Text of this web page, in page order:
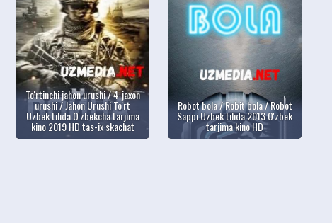
To'rtinchi jahon urushi / 4-jaxon
urushi / Jahon Urushi To'rt
Uzbek tilida O'zbekcha tarjima
kino 2019 HD tas-ix skachat
Robot bola / Robit bola / Robot
Sappi Uzbek tilida 2013 O'zbek
tarjima kino HD